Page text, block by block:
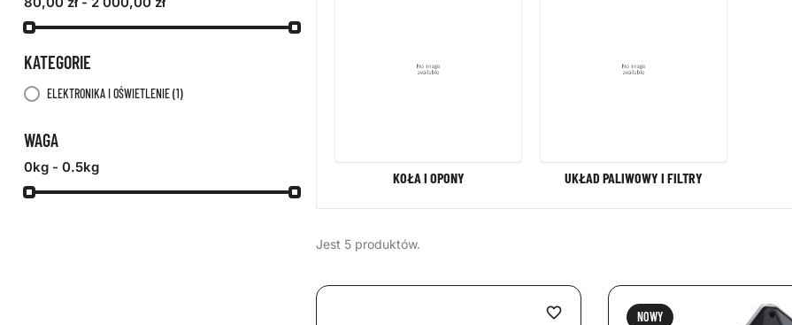
KATEGORIE
ELEKTRONIKA I OŚWIETLENIE(1)
WAGA
0kg - 0.5kg
KOŁA I OPONY UKŁAD PALIWOWY I FILTRY
Jest 5 produktów.
favorite_border NOWY